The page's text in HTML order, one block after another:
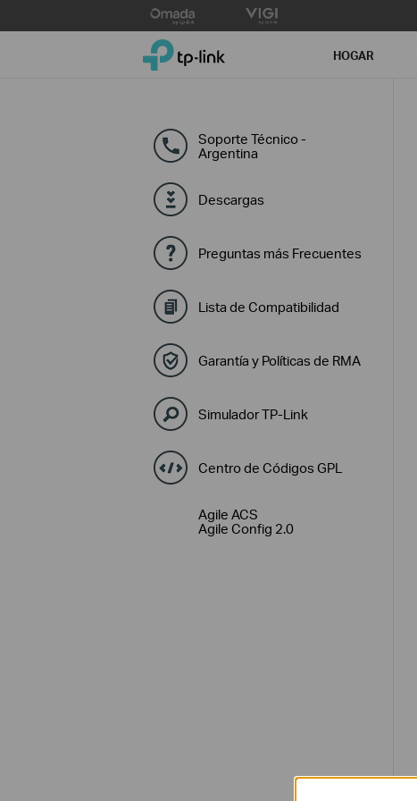
to
TP-Link, Reliably Smart HOGAR
Soporte Técnico -
Argentina
Descargas
Preguntas más Frecuentes
Lista de Compatibilidad
Garantía y Políticas de RMA
Simulador TP-Link
Centro de Códigos GPL
Agile ACS
Agile Config 2.0